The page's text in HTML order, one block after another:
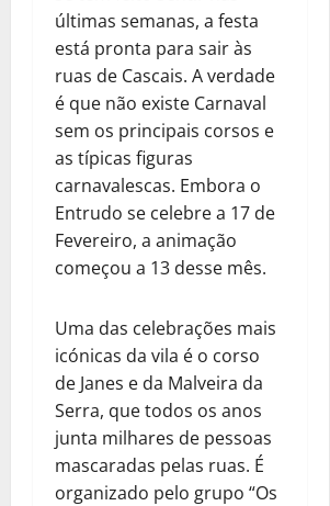
últimas semanas, a festa
está pronta para sair às
ruas de Cascais. A verdade
é que não existe Carnaval
sem os principais corsos e
as típicas figuras
carnavalescas. Embora o
Entrudo se celebre a 17 de
Fevereiro, a animação
começou a 13 desse mês.
Uma das celebrações mais
icónicas da vila é o corso
de Janes e da Malveira da
Serra, que todos os anos
junta milhares de pessoas
mascaradas pelas ruas. É
organizado pelo grupo “Os